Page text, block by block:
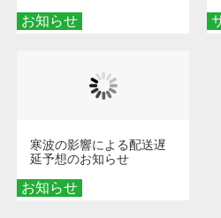
お知らせ
お知らせ
寒波の影響による配送遅
延予想のお知らせ